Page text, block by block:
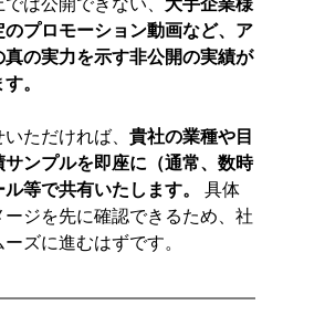
プロモーション動画など、ア
真の実力を示す非公開の実績が
。
ただければ、 貴社の業種や目
サンプルを即座に（通常、数時
等で共有いたします。
具体
ージを先に確認できるため、社
ズに進むはずです。